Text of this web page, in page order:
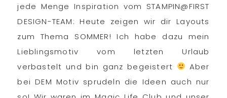
jede Menge Inspiration vom STAMPIN@FIRST
DESIGN-TEAM: Heute zeigen wir dir Layouts
zum Thema SOMMER! Ich habe dazu mein
Lieblingsmotiv vom letzten Urlaub
verbastelt und bin ganz begeistert
Aber
bei DEM Motiv sprudeln die Ideen auch nur